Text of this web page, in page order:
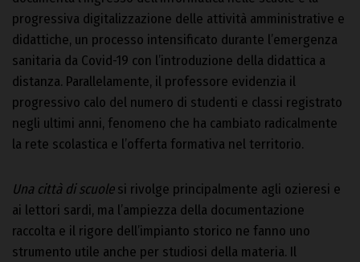
progressiva digitalizzazione delle attività amministrative e
didattiche, un processo intensificato durante l’emergenza
sanitaria da Covid-19 con l’introduzione della didattica a
distanza. Parallelamente, il professore evidenzia il
progressivo calo del numero di studenti e classi registrato
negli ultimi anni, fenomeno che ha cambiato radicalmente
la rete scolastica e l’offerta formativa nel territorio.
Una città di scuolesi rivolge principalmente agli ozieresi e
ai lettori sardi, ma l’ampiezza della documentazione
raccolta e il rigore dell’impianto storico ne fanno uno
strumento utile anche per studiosi della materia. Il